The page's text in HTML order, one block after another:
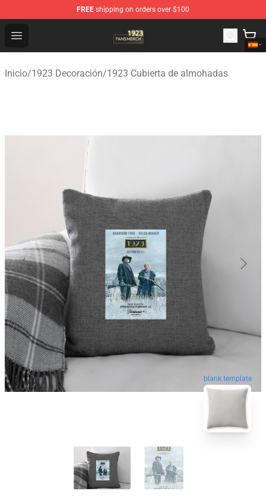
FREE shipping on orders over $100
Open menu
1923 Shop - Official 1923 Merchandise Store
Inicio/1923 Decoración/1923 Cubierta de almohadas
blank template